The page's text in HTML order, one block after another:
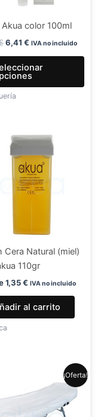
color 100ml
6,41 € IVA no incluido
en
Cera Natural (miel)
110gr
1,35€ IVA no incluido
al carrito
¡Oferta!
original
era:
actual
1,20 €.